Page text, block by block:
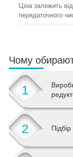
Ціна залежить
передаточного
Чому
1
2